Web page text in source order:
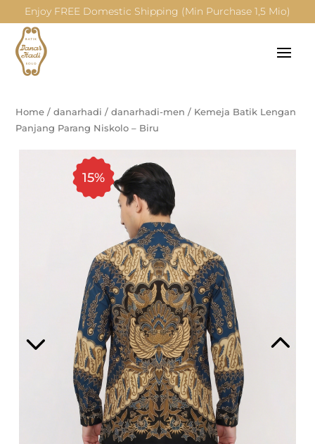
Enjoy FREE Domestic Shipping (Min Purchase 1,5 Mio)
Home /danarhadi /danarhadi-men / Kemeja Batik Lengan
Panjang Parang Niskolo – Biru
15%